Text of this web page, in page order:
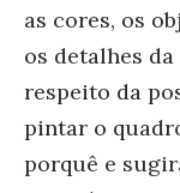
as cores, os
os detalhes
respeito da
pintar o
porquê e